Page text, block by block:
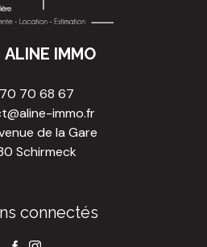
ALINE IMMO
70 68 67
immo.fr
de la Gare
Schirmeck
connectés